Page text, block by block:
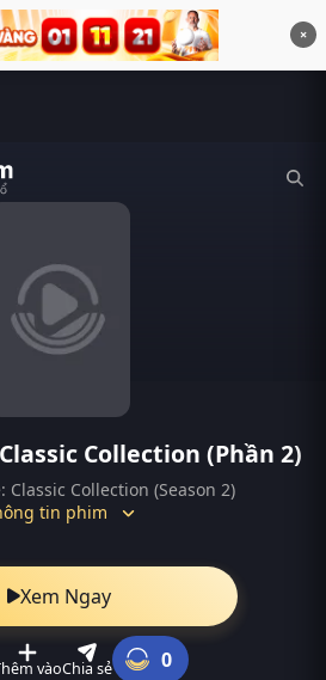
×
Collection (Phần 2)
Classic Collection (Season 2)
tin phim
Xem Ngay
vàoChia sẻ 0